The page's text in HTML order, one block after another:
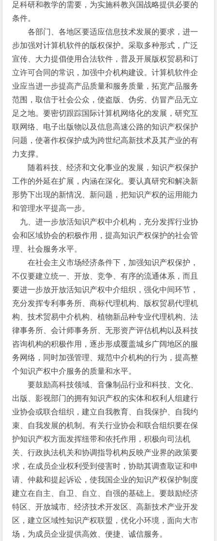
足科研和教学的需要，为实施科教兴国战略提供必要的
条件。
各部门、各地区要适应信息技术发展的要求，进一
步加强对计算机软件的版权保护。采取多种形式，广泛
宣传、大力提倡使用合法软件，普及开展版权贸易和订
立许可合同的常识，加强中介机构建设。计算机软件企
业应当进一步提高产品质量和服务质量，拓宽产品服务
范围，取信于社会公众，使盗版、伪劣、仿冒产品无立
足之地。要密切跟踪国际计算机网络化的发展，研究互
联网络、电子出版物以及信息高速公路的知识产权保护
问题，使著作权保护成为跨世纪高新技术及其产业的有
力支撑。
随着科技、经济和文化事业的发展，知识产权保护
工作的外延在扩展，内涵在深化。要认真研究和解决新
形势下出现的新情况、新问题，把知识产权的运用能力
和管理水平提高一步。
九、进一步放活知识产权中介机构，充分发挥行业协
会和区域协会的积极作用，提高知识产权保护的社会管
理、社会服务水平。
在社会主义市场经济条件下，加强知识产权保护，
不仅要建立统一、开放、竞争、有序的流通体系，而且
要进一步放开放活知识产权中介组织，强化中间环节，
充分发挥专利事务所、商标代理机构、版权贸易代理机
构、技术贸易中介机构、植物新品种专业代理机构、法
律事务所、会计师事务所、无形资产评估机构以及科技
咨询机构的积极作用，逐步形成覆盖城乡广阔地区的服
务网络，同时加强管理、规范中介机构的行为，提高整
个知识产权中介服务的质量和水平。
要鼓励高科技领域、音像制品行业和科技、文化、
出版、影视部门的拥有知识产权的实体和权利人组建行
业协会或联合组织，建立自我教育、自我保护、自我约
束、自我发展的机制。有关行业协会和联合组织要在保
护知识产权方面发挥纽带和依托作用，积极向司法机
关、行政执法机关和协调指导机构反映产业界的政策要
求，在成员企业权利受到侵害时，协助其调查取证和申
请、仲裁和提起诉讼，使我国企业的知识产权保护制度
建立在自主、自卫、自立、自强的基础上。要鼓励经济
特区、开放城市、经济技术开发区、高新技术产业开发
区，建立区域性知识产权联盟，优化小环境，面向大市
场，为成员企业提供高效、便捷、诚信服务。